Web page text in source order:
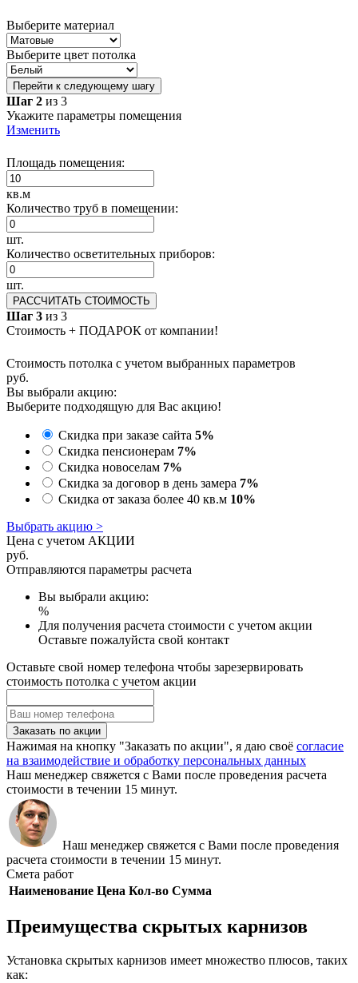
Выберите материал
Выберите цвет потолка
Перейти к следующему шагу
Шаг 2 из 3
Укажите параметры помещения
Изменить
Площадь помещения:
кв.м
Количество труб в помещении:
шт.
Количество осветительных приборов:
шт.
РАССЧИТАТЬ СТОИМОСТЬ
Шаг 3 из 3
Стоимость + ПОДАРОК от компании!
Стоимость потолка с учетом выбранных параметров
руб.
Вы выбрали акцию:
Выберите подходящую для Вас акцию!
Скидка при заказе сайта 5%
Скидка пенсионерам 7%
Скидка новоселам 7%
Скидка за договор в день замера 7%
Скидка от заказа более 40 кв.м 10%
Выбрать акцию >
Цена с учетом АКЦИИ
руб.
Отправляются параметры расчета
Вы выбрали акцию:
%
Для получения расчета стоимости с учетом акции
Оставьте пожалуйста свой контакт
Оставьте свой номер телефона чтобы зарезервировать
стоимость потолка с учетом акции
Заказать по акции
Нажимая на кнопку "Заказать по акции", я даю своё согласие
на взаимодействие и обработку персональных данных
Наш менеджер свяжется с Вами после проведения расчета
стоимости в течении 15 минут.
Наш менеджер свяжется с Вами после проведения
расчета стоимости в течении 15 минут.
Смета работ
Наименование Цена Кол-во Сумма
Преимущества скрытых карнизов
Установка скрытых карнизов имеет множество плюсов, таких
как: